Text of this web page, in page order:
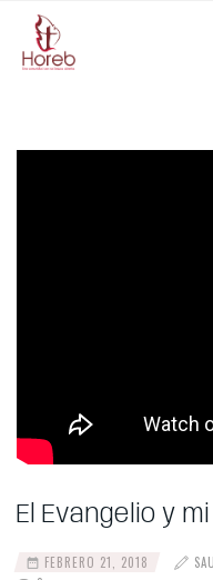
El Evangelio y
FEBRERO 21, 2018